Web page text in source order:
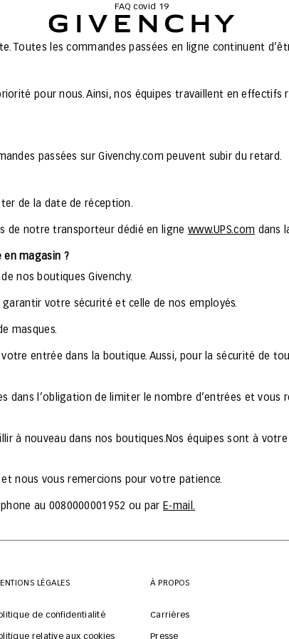
Givenchy
FAQ covid 19
Toutes les commandes passées en ligne continuent
pour nous. Ainsi, nos équipes travaillent en effectifs
passées sur Givenchy.com peuvent subir du retard.
de la date de réception.
de notre transporteur dédié en ligne www.UPS.com dans
en magasin ?
nos boutiques Givenchy.
votre sécurité et celle de nos employés.
masques.
entrée dans la boutique. Aussi, pour la sécurité de
dans l’obligation de limiter le nombre d’entrées et vous
à nouveau dans nos boutiques.Nos équipes sont à
nous vous remercions pour votre patience.
au 0080000001952 ou par E-mail.
LÉGALES
de confidentialité
relative aux cookies
À PROPOS
Carrières
Presse